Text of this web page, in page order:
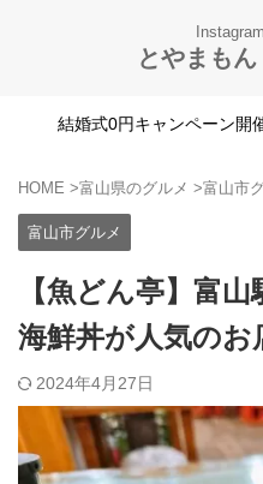
とやまも
結婚式0円キャンペーン開
HOME >富山県のグルメ >富山市
富山市グルメ
【魚どん亭】富
海鮮丼が人気のお
2024年4月27日